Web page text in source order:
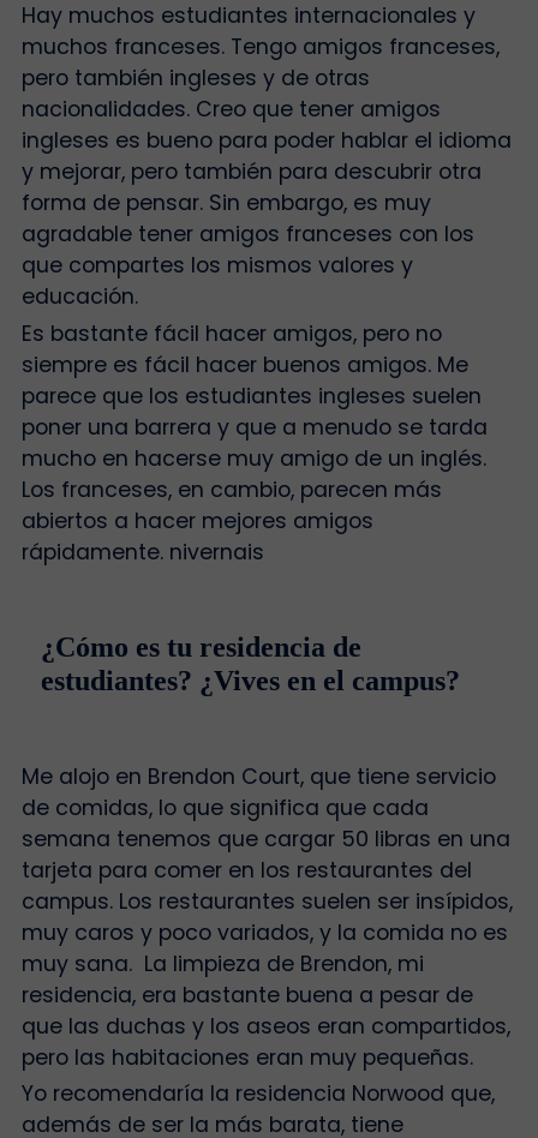
Hay muchos estudiantes internacionales y
muchos franceses. Tengo amigos franceses,
pero también ingleses y de otras
nacionalidades. Creo que tener amigos
ingleses es bueno para poder hablar el idioma
y mejorar, pero también para descubrir otra
forma de pensar. Sin embargo, es muy
agradable tener amigos franceses con los
que compartes los mismos valores y
educación.
Es bastante fácil hacer amigos, pero no
siempre es fácil hacer buenos amigos. Me
parece que los estudiantes ingleses suelen
poner una barrera y que a menudo se tarda
mucho en hacerse muy amigo de un inglés.
Los franceses, en cambio, parecen más
abiertos a hacer mejores amigos
rápidamente. nivernais
¿Cómo es tu residencia de
estudiantes? ¿Vives en el campus?
Me alojo en Brendon Court, que tiene servicio
de comidas, lo que significa que cada
semana tenemos que cargar 50 libras en una
tarjeta para comer en los restaurantes del
campus. Los restaurantes suelen ser insípidos,
muy caros y poco variados, y la comida no es
muy sana. La limpieza de Brendon, mi
residencia, era bastante buena a pesar de
que las duchas y los aseos eran compartidos,
pero las habitaciones eran muy pequeñas.
Yo recomendaría la residencia Norwood que,
además de ser la más barata, tiene